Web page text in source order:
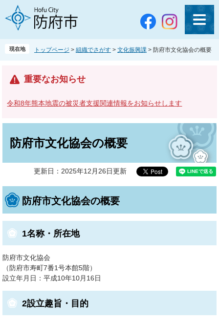
現在地 トップページ > 組織でさがす > 文化振興課 > 防府市文化協会の概要
重要なお知らせ
令和8年熊本地震の被災者支援関連情報をお知らせします
防府市文化協会の概要
更新日：2025年12月26日更新
防府市文化協会の概要
1名称・所在地
防府市文化協会
（防府市寿町7番1号本館5階）
設立年月日：平成10年10月16日
2設立趣旨・目的